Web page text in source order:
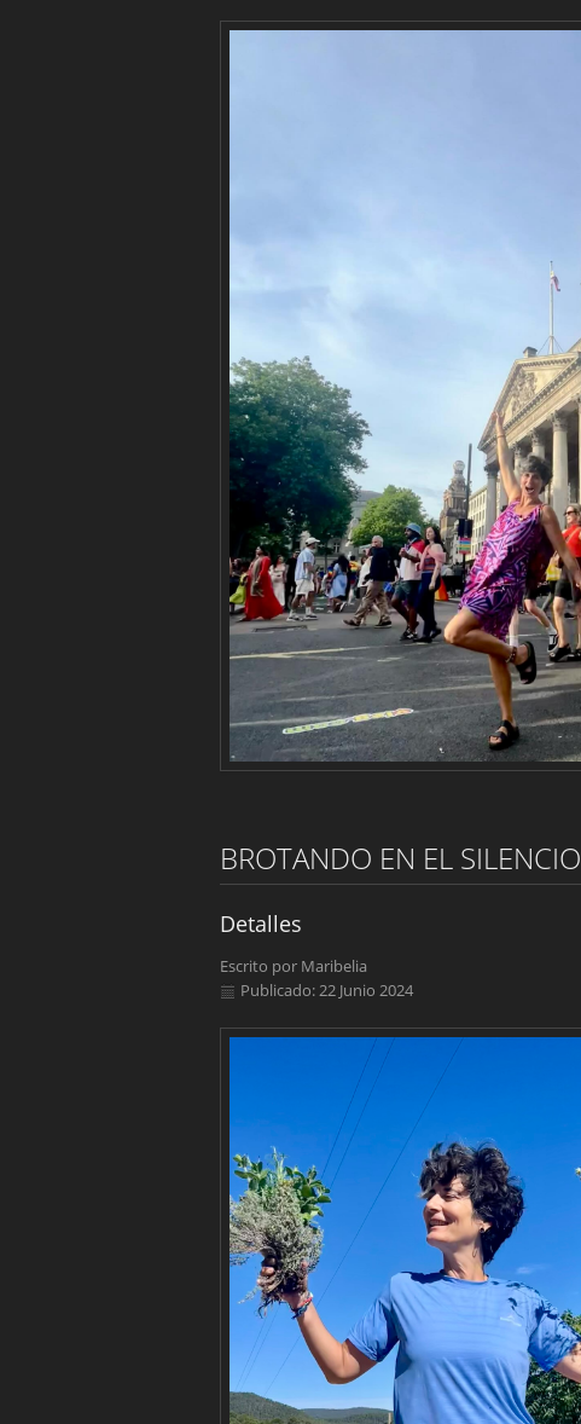
BROTANDO EN EL SILENCIO
Detalles
Escrito por Maribelia
Publicado: 22 Junio 2024